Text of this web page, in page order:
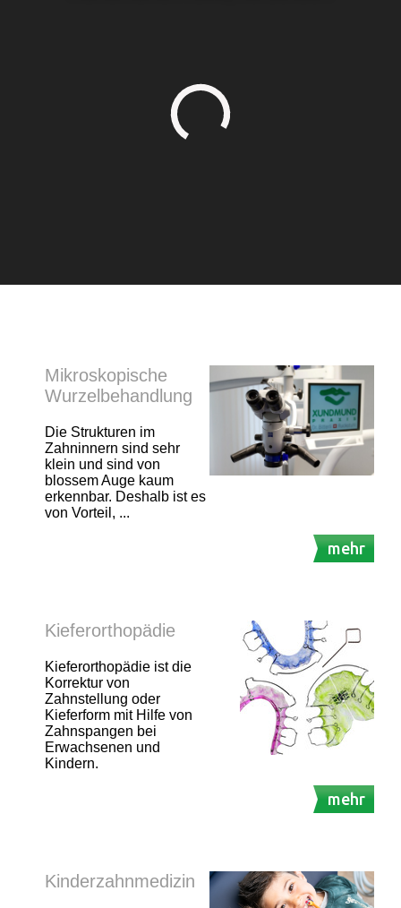
Mikroskopische
Wurzelbehandlung
Die Strukturen im
Zahninnern sind sehr
klein und sind von
blossem Auge kaum
erkennbar. Deshalb ist es
von Vorteil, ...
mehr
Kieferorthopädie
Kieferorthopädie ist die
Korrektur von
Zahnstellung oder
Kieferform mit Hilfe von
Zahnspangen bei
Erwachsenen und
Kindern.
mehr
Kinderzahnmedizin